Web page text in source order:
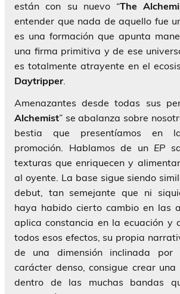
están con su nuevo “The
entender que nada de aquello fue
es una formación que apunta
una firma primitiva y de ese
es totalmente atrayente en el
Daytripper.
Amenazantes desde todas sus
Alchemist” se abalanza sobre
bestia que presentíamos en
promoción. Hablamos de un EP
texturas que enriquecen y
al oyente. La base sigue siendo
debut, tan semejante que ni
haya habido cierto cambio en las
aplica constancia en la ecuación y
todos esos efectos, su propia
de una dimensión inclinada por
carácter denso, consigue crear una
dentro de las muchas bandas